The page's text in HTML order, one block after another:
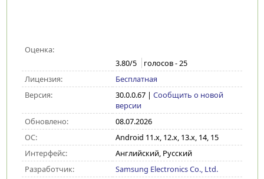
Оценка:
3.80/5 голосов -25
Лицензия:
Бесплатная
Версия:
30.0.0.67| Сообщить о новой
версии
Обновлено:
08.07.2026
ОС:
Android 11.x, 12.x, 13.x, 14, 15
Интерфейс:
Английский, Русский
Разработчик:
Samsung Electronics Co., Ltd.